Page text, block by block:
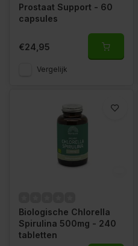
Prostaat Support - 60
capsules
€24,95
Vergelijk
Biologische Chlorella
Spirulina 500mg - 240
tabletten